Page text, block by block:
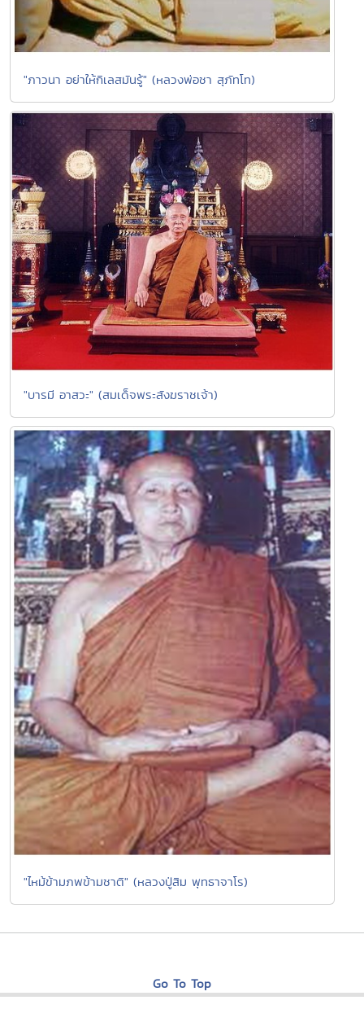
"ภาวนา อย่าให้กิเลสมันรู้" (หลวงพ่อชา สุภัทโท)
"บารมี อาสวะ" (สมเด็จพระสังฆราชเจ้า)
"ไหม้ข้ามภพข้ามชาติ" (หลวงปู่สิม พุทธาจาโร)
Go To Top